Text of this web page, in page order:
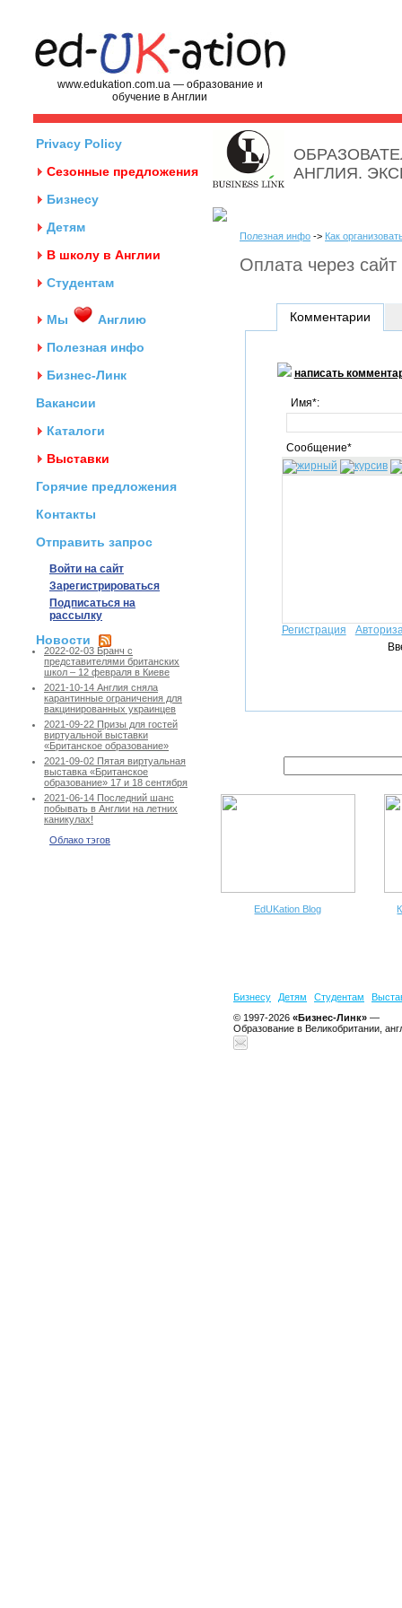
www.edukation.com.ua — образование и
обучение в Англии
Privacy Policy
Сезонные предложения
Бизнесу
Детям
В школу в Англии
Студентам
Мы
Англию
Полезная инфо
Бизнес-Линк
Вакансии
Каталоги
Выставки
Горячие предложения
Контакты
Отправить запрос
Войти на сайт
Зарегистрироваться
Подписаться на
рассылку
Новости
2022-02-03 Бранч с
представителями британских
школ – 12 февраля в Киеве
2021-10-14 Англия сняла
карантинные ограничения для
вакцинированных украинцев
2021-09-22 Призы для гостей
виртуальной выставки
«Британское образование»
2021-09-02 Пятая виртуальная
выставка «Британское
образование» 17 и 18 сентября
2021-06-14 Последний шанс
побывать в Англии на летних
каникулах!
Облако тэгов
АНГЛИЯ.
Полезная инфо -> Как
Оплата через
Комментарии
написать
Имя*:
Сообщение*
Регистрация
EdUKation Blog
Бизнесу Детям Студентам
© 1997-2026 «Бизнес-Линк» —
Образование в Великобритании,